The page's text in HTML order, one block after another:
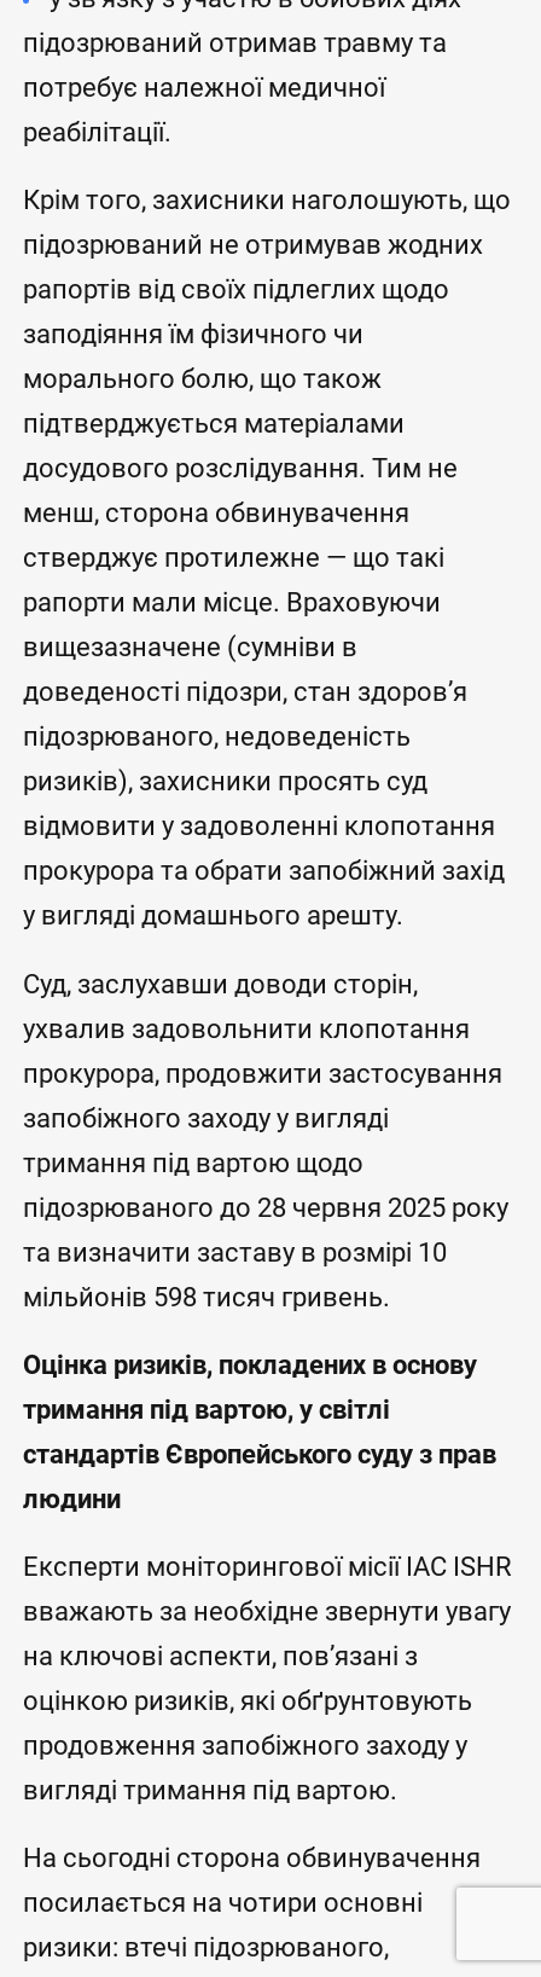
підозрюваний отримав травму та
потребує належної медичної
реабілітації.
Крім того, захисники наголошують, що
підозрюваний не отримував жодних
рапортів від своїх підлеглих щодо
заподіяння їм фізичного чи
морального болю, що також
підтверджується матеріалами
досудового розслідування. Тим не
менш, сторона обвинувачення
стверджує протилежне — що такі
рапорти мали місце. Враховуючи
вищезазначене (сумніви в
доведеності підозри, стан здоров’я
підозрюваного, недоведеність
ризиків), захисники просять суд
відмовити у задоволенні клопотання
прокурора та обрати запобіжний захід
у вигляді домашнього арешту.
Суд, заслухавши доводи сторін,
ухвалив задовольнити клопотання
прокурора, продовжити застосування
запобіжного заходу у вигляді
тримання під вартою щодо
підозрюваного до 28 червня 2025 року
та визначити заставу в розмірі 10
мільйонів 598 тисяч гривень.
Оцінка ризиків, покладених в основу
тримання під вартою, у світлі
стандартів Європейського суду з прав
людини
Експерти моніторингової місії IAC ISHR
вважають за необхідне звернути увагу
на ключові аспекти, пов’язані з
оцінкою ризиків, які обґрунтовують
продовження запобіжного заходу у
вигляді тримання під вартою.
На сьогодні сторона обвинувачення
посилається на чотири основні
ризики: втечі підозрюваного,